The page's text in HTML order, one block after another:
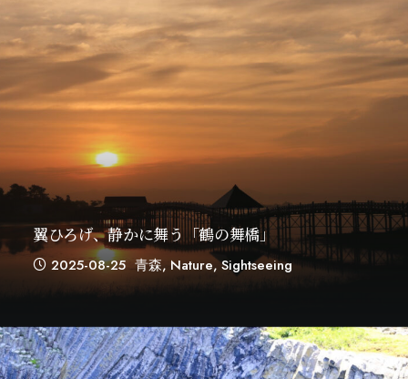
翼ひろげ、静かに舞う「鶴の舞橋」
2025-08-25 青森, Nature,Sightseeing